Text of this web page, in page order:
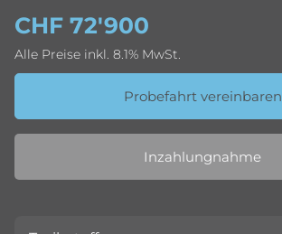
CHF 72'900
Alle Preise inkl. 8.1% MwSt.
Probefahrt vereinbaren
Inzahlungnahme